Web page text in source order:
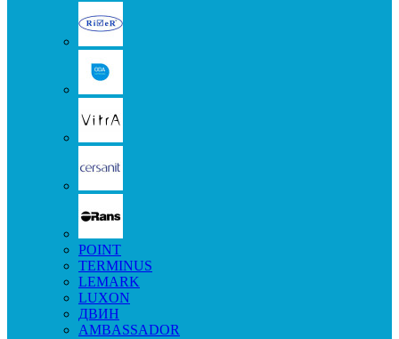
POINT
TERMINUS
LEMARK
LUXON
ДВИН
AMBASSADOR